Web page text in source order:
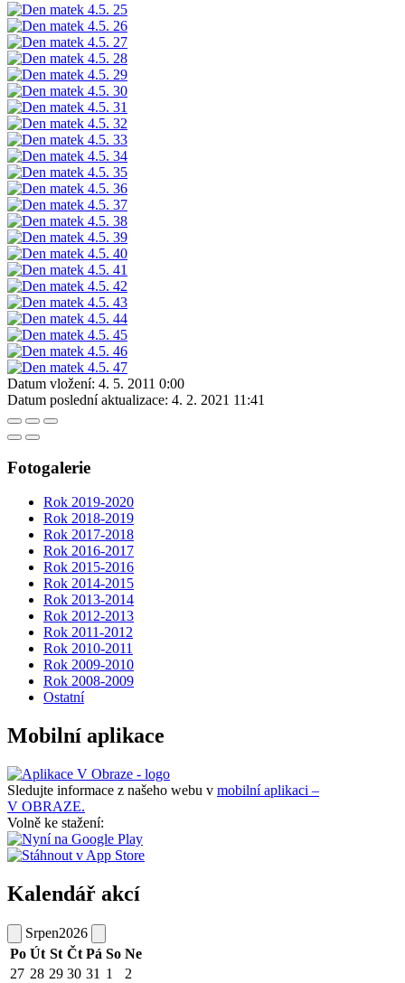
Datum vložení: 4. 5. 2011 0:00
Datum poslední aktualizace: 4. 2. 2021 11:41
Fotogalerie
Rok 2019-2020
Rok 2018-2019
Rok 2017-2018
Rok 2016-2017
Rok 2015-2016
Rok 2014-2015
Rok 2013-2014
Rok 2012-2013
Rok 2011-2012
Rok 2010-2011
Rok 2009-2010
Rok 2008-2009
Ostatní
Mobilní aplikace
Sledujte informace z našeho webu v mobilní aplikaci –
V OBRAZE.
Volně ke stažení:
Kalendář akcí
Srpen2026
Po Út St Čt Pá So Ne
27 28 29 30 31 1 2